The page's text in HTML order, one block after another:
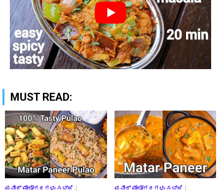
MUST READ:
ಪನೀರ್ ಮೇಲೋಗರಗಳು ಸಬ್ಜಿ ಪನೀರ್ ಮೇಲೋಗರಗಳು ಸಬ್ಜಿ